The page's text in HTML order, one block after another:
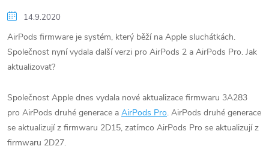
14.9.2020
AirPods firmware je systém, který běží na Apple sluchátkách.
Společnost nyní vydala další verzi pro AirPods 2 a AirPods Pro. Jak
aktualizovat?
Společnost Apple dnes vydala nové aktualizace firmwaru 3A283
pro AirPods druhé generace a AirPods Pro. AirPods‌ druhé generace
se aktualizují z firmwaru 2D15, zatímco ‌AirPods‌ Pro se aktualizují z
firmwaru 2D27.